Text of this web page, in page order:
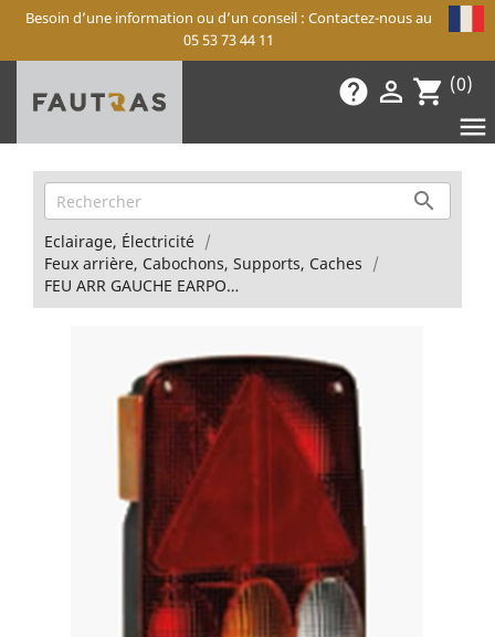
Besoin d’une information ou d’un conseil : Contactez-nous au
05 53 73 44 11
help  shopping_cart (0)


Eclairage, Électricité
Feux arrière, Cabochons, Supports, Caches
FEU ARR GAUCHE EARPOINT4 (Montage Aspöck)